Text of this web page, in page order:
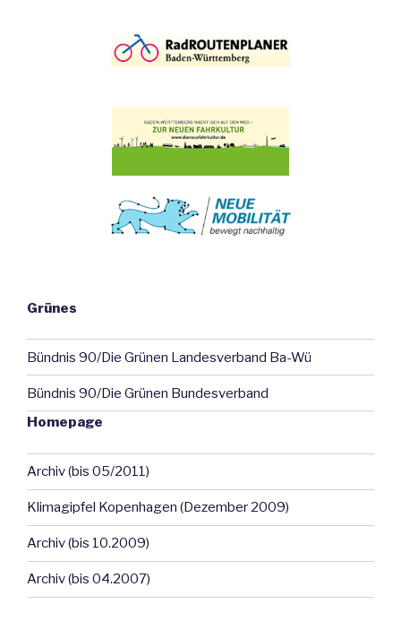
Grünes
Bündnis 90/Die Grünen Landesverband Ba-Wü
Bündnis 90/Die Grünen Bundesverband
Homepage
Archiv (bis 05/2011)
Klimagipfel Kopenhagen (Dezember 2009)
Archiv (bis 10.2009)
Archiv (bis 04.2007)